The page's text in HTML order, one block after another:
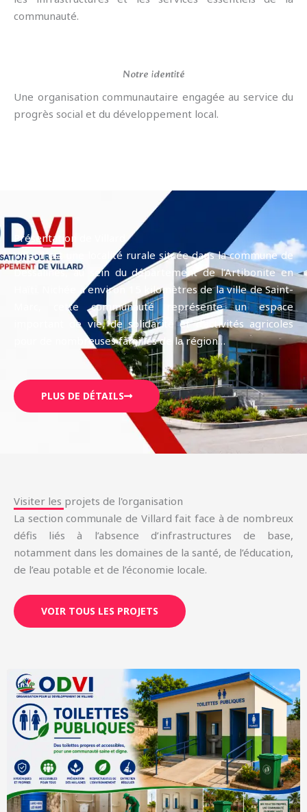
communauté.
Notre identité
Une organisation communautaire engagée au service du
progrès social et du développement local.
Présentation de Villard
Villardest une localité rurale située dans la commune de
Dessalines, au sein du département de l’Artibonite en
Haïti. Nichée à environ 15 kilomètres de la ville deSaint-
, cette communauté représente un espace
important de vie, de solidarité et d’activités agricoles
pour de nombreuses familles de la région…
PLUS DE DÉTAILS
Visiter les projets de l'organisation
La section communale de Villard fait face à de nombreux
défis liés à l’absence d’infrastructures de base,
notamment dans les domaines de la santé, de l’éducation,
de l’eau potable et de l’économie locale.
VOIR TOUS LES PROJETS